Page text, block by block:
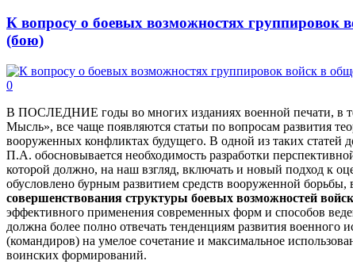
К вопросу о боевых возможностях группировок
(бою)
0
В ПОСЛЕДНИЕ годы во многих изданиях военной печати, в
Мысль», все чаще появляются статьи по вопросам развития
вооруженных конфликтах будущего. В одной из таких статей
П.А. обосновывается необходимость разработки
которой должно, на наш взгляд, включать и новый подход к
обусловлено бурным развитием средств вооруженной борьбы,
совершенствования структуры боевых возможностей
эффективного применения современных форм и способов
должна более полно отвечать тенденциям развития военного
(командиров) на умелое сочетание и максимальное
воинских формирований.